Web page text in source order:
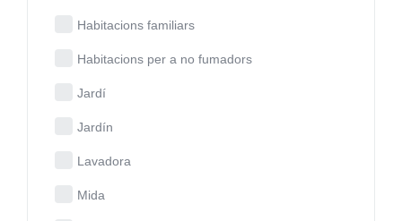
Habitacions familiars
Habitacions per a no fumadors
Jardí
Jardín
Lavadora
Mida